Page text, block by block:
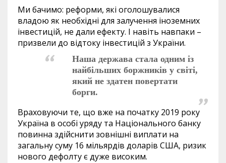
Ми бачимо: реформи, які оголошувалися
владою як необхідні для залучення іноземних
інвестицій, не дали ефекту. І навіть навпаки –
призвели до відтоку інвестицій з України.
Наша держава стала одним із
найбільших боржників у світі,
який не здатен повертати
борги.
Враховуючи те, що вже на початку 2019 року
Україна в особі уряду та Національного банку
повинна здійснити зовнішні виплати на
загальну суму 16 мільярдів доларів США, ризик
нового дефолту є дуже високим.